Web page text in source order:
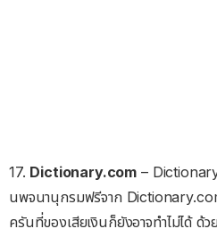
17. Dictionary.com –
นพจนานุกรมฟรีจาก
ครันที่ของเสียเงินก็ยังอาจทำไม่ได้ ด้